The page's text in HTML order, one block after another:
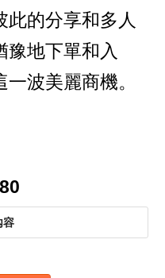
的分享和多人
豫地下單和入
波美麗商機。
容